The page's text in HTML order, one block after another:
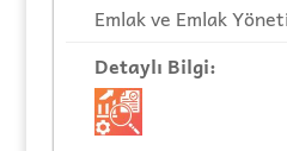
Emlak ve Emlak